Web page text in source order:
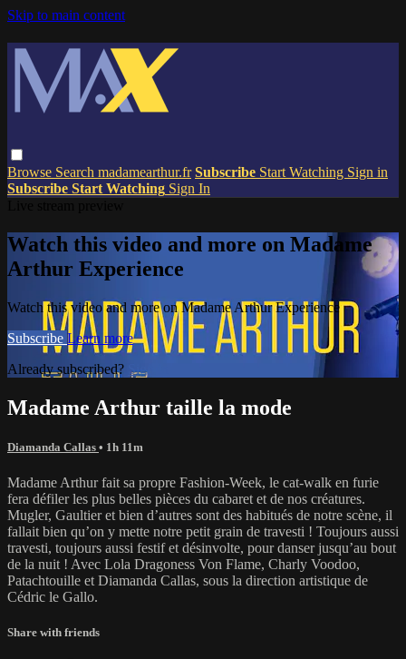
Skip to main content
Browse Search madamearthur.fr Subscribe Start Watching Sign in
Subscribe Start Watching Sign In
Watch this video and more on Madame
Arthur Experience
Watch this video and more on Madame Arthur Experience
Subscribe Learn more
Already subscribed? Sign in
Madame Arthur taille la mode
Diamanda Callas • 1h 11m
Madame Arthur fait sa propre Fashion-Week, le cat-walk en furie
fera défiler les plus belles pièces du cabaret et de nos créatures.
Mugler, Gaultier et bien d’autres sont des habitués de notre scène, il
fallait bien qu’on y mette notre petit grain de travesti ! Toujours aussi
travesti, toujours aussi festif et désinvolte, pour danser jusqu’au bout
de la nuit ! Avec Lola Dragoness Von Flame, Charly Voodoo,
Patachtouille et Diamanda Callas, sous la direction artistique de
Cédric le Gallo.
Share with friends